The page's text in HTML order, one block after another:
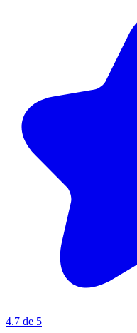
4.7 de 5